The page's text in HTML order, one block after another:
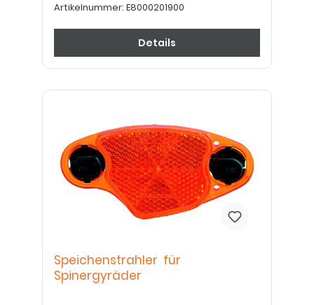
Artikelnummer: E8000201900
Details
Speichenstrahler für
Spinergyräder